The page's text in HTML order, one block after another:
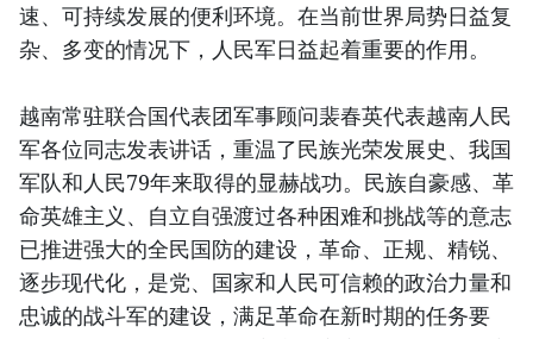
速、可持续发展的便利环境。在当前世界局势日益复
杂、多变的情况下，人民军日益起着重要的作用。
越南常驻联合国代表团军事顾问裴春英代表越南人民
军各位同志发表讲话，重温了民族光荣发展史、我国
军队和人民79年来取得的显赫战功。民族自豪感、革
命英雄主义、自立自强渡过各种困难和挑战等的意志
已推进强大的全民国防的建设，革命、正规、精锐、
逐步现代化，是党、国家和人民可信赖的政治力量和
忠诚的战斗军的建设，满足革命在新时期的任务要